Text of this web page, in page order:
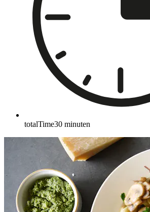
totalTime30 minuten